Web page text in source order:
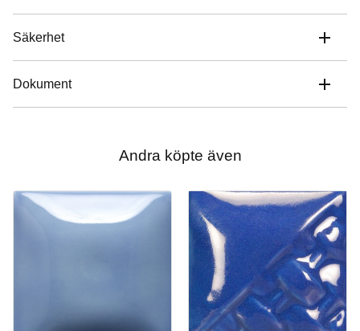
Säkerhet
Dokument
Andra köpte även